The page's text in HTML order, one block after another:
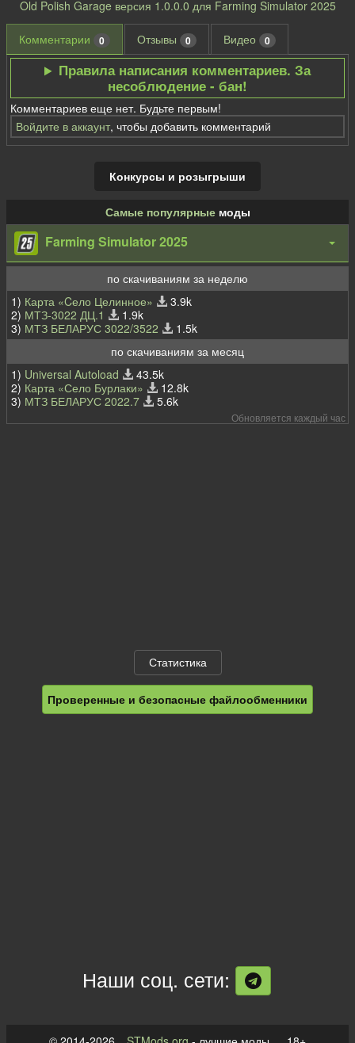
Old Polish Garage версия 1.0.0.0 для Farming Simulator 2025
Комментарии 0 Отзывы 0 Видео 0
Правила написания комментариев. За
несоблюдение - бан!
Комментариев еще нет. Будьте первым!
Войдите в аккаунт, чтобы добавить комментарий
Конкурсы и розыгрыши
Самые популярныемоды
Farming Simulator 2025
по скачиваниям за неделю
1) Карта «Cело Целинное»
3.9k
2) МТЗ-3022 ДЦ.1
1.9k
3) МТЗ БЕЛАРУС 3022/3522
1.5k
по скачиваниям за месяц
1) Universal Autoload
43.5k
2) Карта «Село Бурлаки»
12.8k
3) МТЗ БЕЛАРУС 2022.7 5.6k
Обновляется каждый час
Статистика
Проверенные и безопасные файлообменники
Наши соц. сети: